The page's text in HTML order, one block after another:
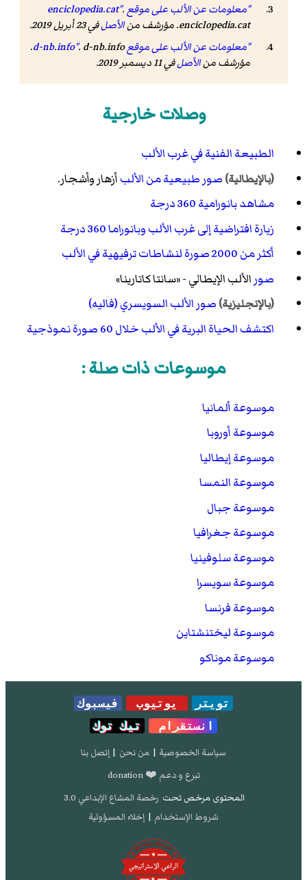
"معلومات عن الألب على موقع enciclopedia.cat" .
enciclopedia.cat. مؤرشف من
الأصلفي 23 أبريل 2019.
"معلومات عن الألب على موقع d-nb.info"
. d-nb.info.
مؤرشف منالأصلفي 11 ديسمبر 2019.
وصلات خارجية
الطبيعة الفنية في غرب الألب
(بالإيطالية) صور طبيعية من الألبأزهار وأشجار.
مشاهد بانورامية 360 درجة
زيارة افتراضية إلى غرب الألب وبانوراما 360 درجة
أكثر من 2000 صورة لنشاطات ترفيهية في الألب
صور الألب الإيطالي - «سانتا كاتارينا»
(بالإنجليزية) صور الألب السويسري (فاليه)
اكتشف الحياة البرية في الألب خلال 60 صورة نموذجية
موسوعات ذات صلة :
موسوعة ألمانيا
موسوعة أوروبا
موسوعة إيطاليا
موسوعة النمسا
موسوعة جبال
موسوعة جغرافيا
موسوعة سلوفينيا
موسوعة سويسرا
موسوعة فرنسا
موسوعة ليختنشتاين
موسوعة موناكو
تويتر يوتيوب
فيسبوك
انستقرام
تيك توك
سياسة الخصوصية | من نحن | إتصل بنا
تبرع و دعم ❤️ donation
المحتوى مرخص تحت رخصة المشاع الإبداعي 3.0
شروط الإستخدام | إخلاء المسؤولية